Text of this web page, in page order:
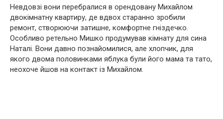
Невдовзі вони перебралися в орендовану Михайлом
двокімнатну квартиру, де вдвох старанно зробили
ремонт, створюючи затишне, комфортне гніздечко.
Особливо ретельно Мишко продумував кімнату для сина
Наталі. Вони давно познайомилися, але хлопчик, для
якого двома половинками яблука були його мама та тато,
неохоче йшов на контакт із Михайлом.